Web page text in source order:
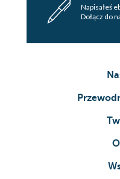
Napisałeś
Dołącz do